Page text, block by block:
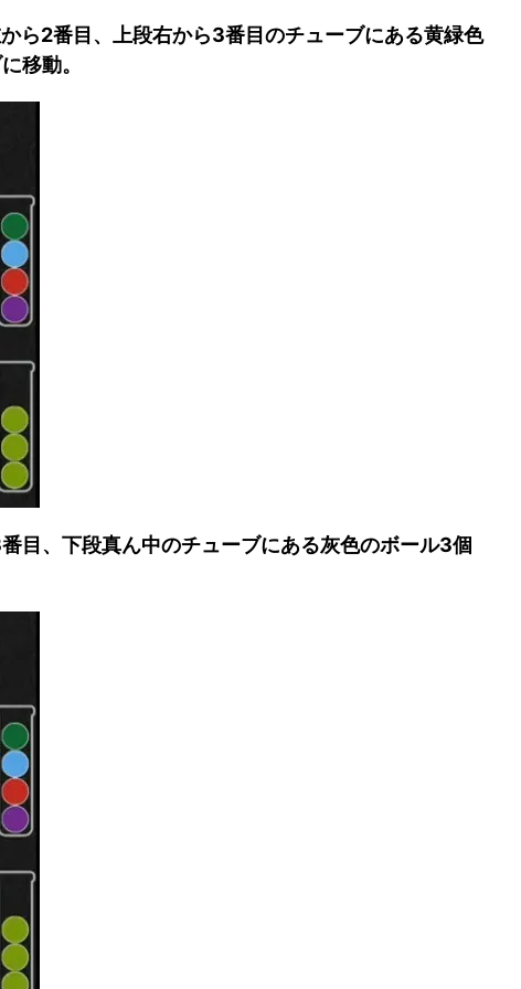
ら2番目、上段右から3番目のチューブにある黄緑色
移動。
目、下段真ん中のチューブにある灰色のボール3個